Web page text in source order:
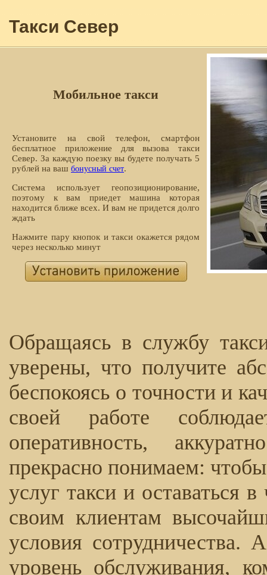
Такси Север
Мобильное такси
Установите на свой телефон, смартфон
бесплатное приложение для вызова такси
Север. За каждую поезку вы будете получать 5
рублей на ваш бонусный счет.
Система использует геопозиционирование,
поэтому к вам приедет машина которая
находится ближе всех. И вам не придется долго
ждать
Нажмите пару кнопок и такси окажется рядом
через несколько минут
Обращаясь в службу
уверены, что получите
беспокоясь о точности и
своей работе
оперативность,
прекрасно понимаем:
услуг такси и оставаться
своим клиентам
условия сотрудничества.
уровень обслуживания,